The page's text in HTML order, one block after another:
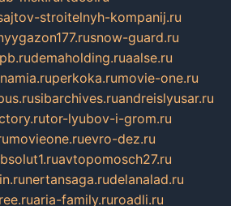
stroitelnyh-kompanij.ru
snow-guard.ru
demaholding.ruaalse.ru
perkoka.rumovie-one.ru
sibarchives.ruandreislyusar.ru
tor-lyubov-i-grom.ru
movieone.ruevro-dez.ru
avtopomosch27.ru
nertansaga.rudelanalad.ru
aria-family.ruroadli.ru